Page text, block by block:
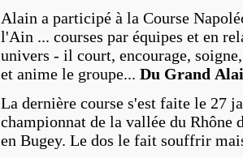
Alain a participé à la Course
l'Ain ... courses par équipes et en
univers - il court, encourage,
et anime le groupe... Du Grand
La dernière course s'est faite le 27
championnat de la vallée du Rhône
en Bugey. Le dos le fait souffrir